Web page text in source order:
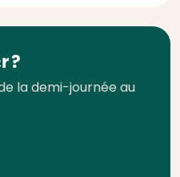
?
la demi-journée au